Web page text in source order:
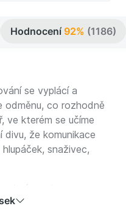
Hodnocení 92% (1186)
se vyplácí a
odměnu, co rozhodně
ve kterém se učíme
divu, že komunikace
snaživec,
vám nejen
v nich, ale především